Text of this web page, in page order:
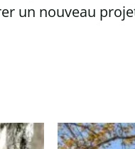
un nouveau